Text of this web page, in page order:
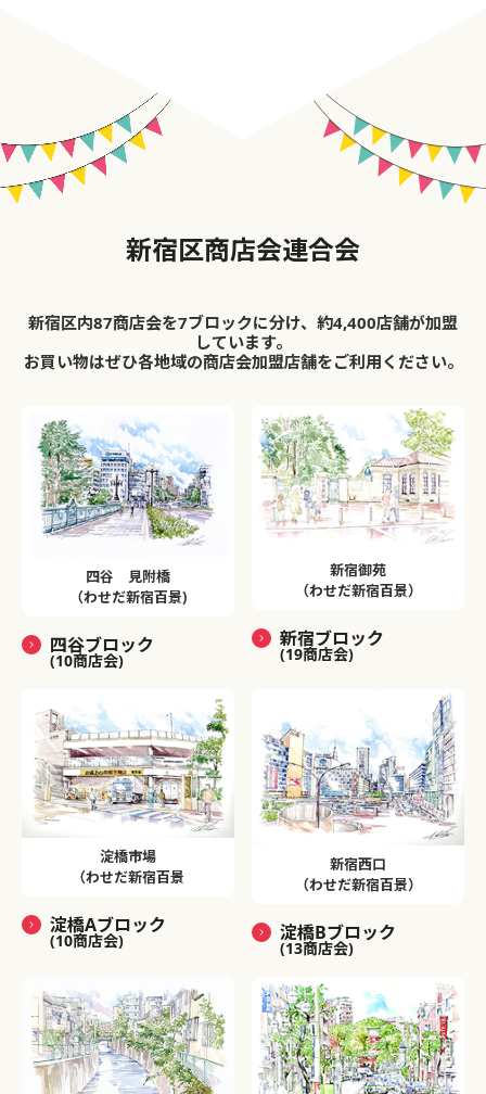
新宿区商店会連合会
新宿区内87商店会を7ブロックに分け、約4,400店舗が加盟
しています。
お買い物はぜひ各地域の商店会加盟店舗をご利用ください。
四谷 見附橋
（わせだ新宿百景)
四谷ブロック
(10商店会)
新宿御苑
（わせだ新宿百景）
新宿ブロック
(19商店会)
淀橋市場
（わせだ新宿百景
淀橋Aブロック
(10商店会)
新宿西口
（わせだ新宿百景）
淀橋Bブロック
(13商店会)